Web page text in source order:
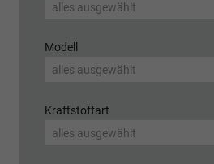
alles ausgewählt
Modell
alles ausgewählt
Kraftstoffart
alles ausgewählt